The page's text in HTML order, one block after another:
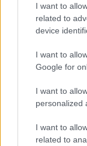
I want to
related to
device
I want to
Google for
I want to
personalized
I want to
related to
Alt av
seksjonen «
Meld